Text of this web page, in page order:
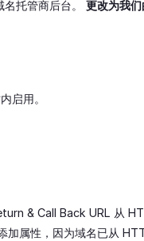
托管商后台。 更改为我
启用。
& Call Back URL 从
属性，因为域名已从